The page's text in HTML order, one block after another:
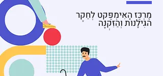
מֶרְכַּז הָאִימְפַּקְט לְחֵקֶר
הגִּילָנוּת וְהַזִּקְנָה